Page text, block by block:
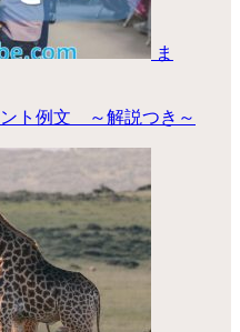
ま
ント例文 ～解説つき～